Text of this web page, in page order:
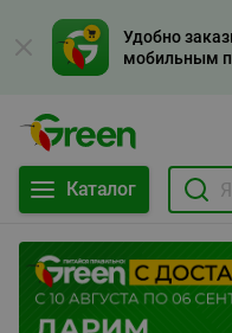
Удобно
мобильным
Каталог